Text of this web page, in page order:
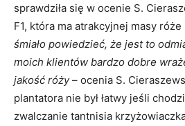
sprawdziła się w ocenie S.
F1, która ma atrakcyjnej masy róże
śmiało powiedzieć, że jest to
moich klientów bardzo dobre
jakość róży– ocenia S.
plantatora nie był łatwy jeśli
zwalczanie tantnisia